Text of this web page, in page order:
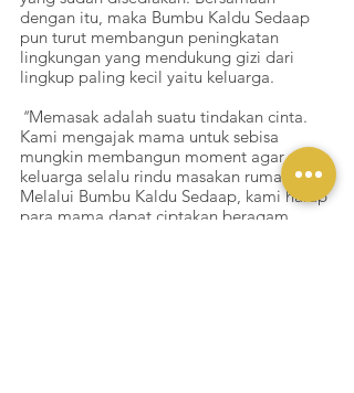
dengan itu, maka Bumbu Kaldu Sedaap
pun turut membangun peningkatan
lingkungan yang mendukung gizi dari
lingkup paling kecil yaitu keluarga.
"Memasak adalah suatu tindakan cinta.
Kami mengajak mama untuk sebisa
mungkin membangun moment agar
keluarga selalu rindu masakan rumah.
Melalui Bumbu Kaldu Sedaap, kami harap
para mama dapat ciptakan beragam